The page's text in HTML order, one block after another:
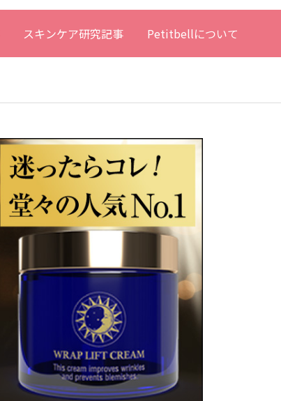
スキンケア研究記事 Petitbellについて